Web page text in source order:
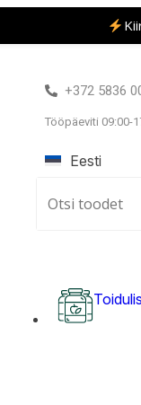
+372 5836
Tööpäeviti 09:00-
Eesti